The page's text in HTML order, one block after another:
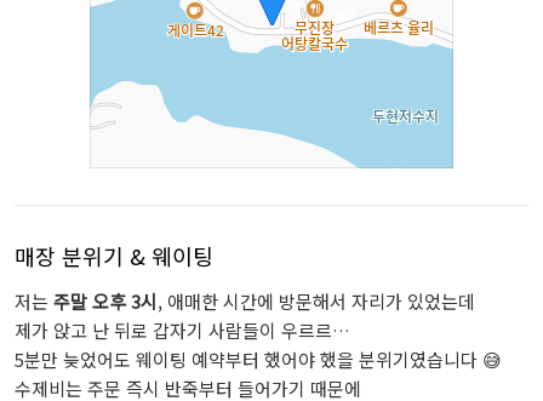
매장 분위기 & 웨이팅
저는 주말 오후 3시, 애매한 시간에 방문해서 자리가 있었는데
제가 앉고 난 뒤로 갑자기 사람들이 우르르…
5분만 늦었어도 웨이팅 예약부터 했어야 했을 분위기였습니다 😅
수제비는 주문 즉시 반죽부터 들어가기 때문에